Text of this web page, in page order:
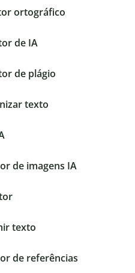
ortográfico
de IA
de plágio
texto
de imagens IA
texto
de referências